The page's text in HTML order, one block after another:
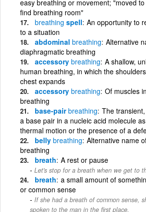
easy breathing or movement; "moved
find breathing room"
breathing spell An opportunity to
to a situation
abdominal breathing Alternative
diaphragmatic breathing
accessory breathing A shallow,
human breathing, in which the
chest expands
accessory breathing Of muscles
breathing
base-pairbreathing The
a base pair in a nucleic acid molecule
thermal motion or the presence of a
belly breathing Alternative name
breathing
breath A rest or pause
Let's stop for a breath when we get to
breath a small amount of
or common sense
If she had a breath of common sense,
spoken to the man in the first place.